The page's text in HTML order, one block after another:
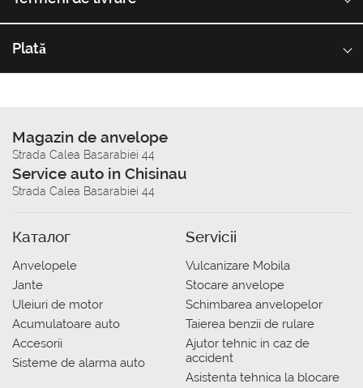
Plată
Magazin de anvelope
Strada Calea Basarabiei 44
Service auto in Chisinau
Strada Calea Basarabiei 44
Каталог
Anvelopele
Jante
Uleiuri de motor
Acumulatoare auto
Accesorii
Sisteme de alarma auto
Servicii
Vulcanizare Mobila
Stocare anvelope
Schimbarea anvelopelor
Taierea benzii de rulare
Ajutor tehnic in caz de
accident
Asistenta tehnica la blocare